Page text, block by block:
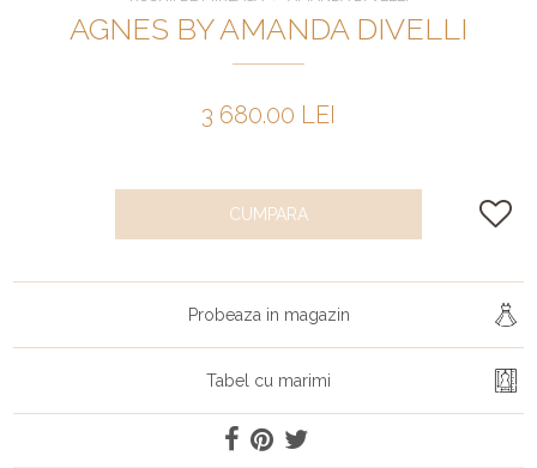
AGNES BY AMANDA DIVELLI
3 680.00 LEI
CUMPARA
Probeaza in magazin
Tabel cu marimi